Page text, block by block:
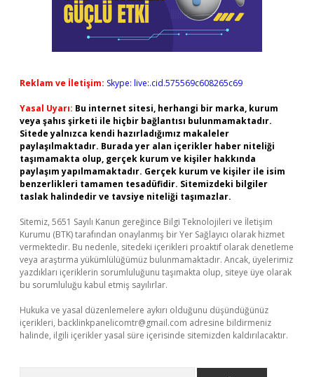
Reklam ve İletişim: Skype: live:.cid.575569c608265c69
Yasal Uyarı: Bu internet sitesi, herhangi bir marka, kurum
veya şahıs şirketi ile hiçbir bağlantısı bulunmamaktadır.
Sitede yalnızca kendi hazırladığımız makaleler
paylaşılmaktadır. Burada yer alan içerikler haber niteliği
taşımamakta olup, gerçek kurum ve kişiler hakkında
paylaşım yapılmamaktadır. Gerçek kurum ve kişiler ile isim
benzerlikleri tamamen tesadüfidir. Sitemizdeki bilgiler
taslak halindedir ve tavsiye niteliği taşımazlar.
Sitemiz, 5651 Sayılı Kanun gereğince Bilgi Teknolojileri ve İletişim
Kurumu (BTK) tarafından onaylanmış bir Yer Sağlayıcı olarak hizmet
vermektedir. Bu nedenle, sitedeki içerikleri proaktif olarak denetleme
veya araştırma yükümlülüğümüz bulunmamaktadır. Ancak, üyelerimiz
yazdıkları içeriklerin sorumluluğunu taşımakta olup, siteye üye olarak
bu sorumluluğu kabul etmiş sayılırlar.
Hukuka ve yasal düzenlemelere aykırı olduğunu düşündüğünüz
içerikleri, backlinkpanelicomtr@gmail.com adresine bildirmeniz
halinde, ilgili içerikler yasal süre içerisinde sitemizden kaldırılacaktır.